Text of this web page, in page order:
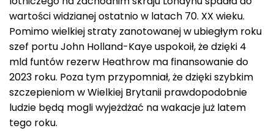
wartości widzianej ostatnio w latach 70. XX wieku.
Pomimo wielkiej straty zanotowanej w ubiegłym roku
szef portu John Holland-Kaye uspokoił, że dzięki 4
mld funtów rezerw Heathrow ma finansowanie do
2023 roku. Poza tym przypomniał, że dzięki szybkim
szczepieniom w Wielkiej Brytanii prawdopodobnie
ludzie będą mogli wyjeżdżać na wakacje już latem
tego roku.